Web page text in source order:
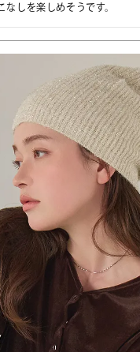
なしを楽しめそうです。